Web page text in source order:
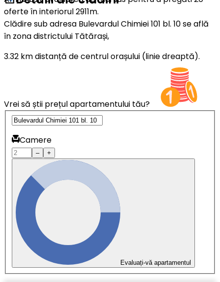
oferte în interiorul 2911m.
Clădire sub adresa Bulevardul Chimiei 101 bl. 10 se află
în zona districtului Tătărași,
3.32 km distanță de centrul orașului (linie dreaptă).
Vrei să știi prețul apartamentului tău?
Camere
– +
Evaluați-vă apartamentul